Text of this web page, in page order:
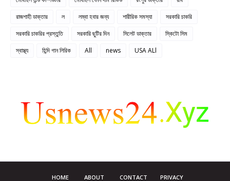
রাজশাহী ডাক্তার
ল লম্বা হবার জন্য শারীরিক সমস্যা
সরকারি চাকরি
সরকারি চাকরির প্রস্তুতি
সরকারি ছুটির দিন সিলেট ডাক্তার
স্কিটো সিম
স্বাস্থ্য
হিন্দি গান লিরিক All news USA ALl
HOME ABOUT CONTACT PRIVACY